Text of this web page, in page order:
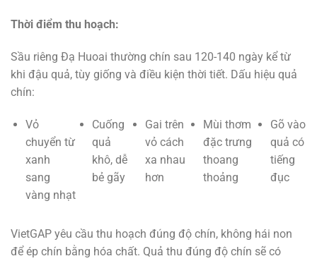
Thời điểm thu hoạch:
Sầu riêng Đạ Huoai thường chín sau 120-140 ngày kể từ
khi đậu quả, tùy giống và điều kiện thời tiết. Dấu hiệu quả
chín:
Vỏ
chuyển từ
xanh
sang
vàng nhạt
Cuống
quả
khô, dễ
bẻ gãy
Gai trên
vỏ cách
xa nhau
hơn
Mùi thơm
đặc trưng
thoang
thoảng
Gõ vào
quả có
tiếng
đục
VietGAP yêu cầu thu hoạch đúng độ chín, không hái non
để ép chín bằng hóa chất. Quả thu đúng độ chín sẽ có